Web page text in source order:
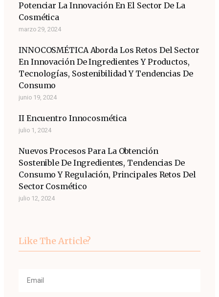
Potenciar La Innovación En El Sector De La
Cosmética
marzo 29, 2024
INNOCOSMÉTICA Aborda Los Retos Del Sector
En Innovación De Ingredientes Y Productos,
Tecnologías, Sostenibilidad Y Tendencias De
Consumo
junio 19, 2024
II Encuentro Innocosmética
julio 1, 2024
Nuevos Procesos Para La Obtención
Sostenible De Ingredientes, Tendencias De
Consumo Y Regulación, Principales Retos Del
Sector Cosmético
julio 12, 2024
Like The Article?